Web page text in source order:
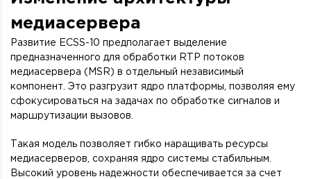
медиасервера
Развитие ECSS-10 предполагает выделение
предназначенного для обработки RTP потоков
медиасервера (MSR) в отдельный независимый
компонент. Это разгрузит ядро платформы, позволяя ему
сфокусироваться на задачах по обработке сигналов и
маршрутизации вызовов.
Такая модель позволяет гибко наращивать ресурсы
медиасерверов, сохраняя ядро системы стабильным.
Высокий уровень надежности обеспечивается за счет